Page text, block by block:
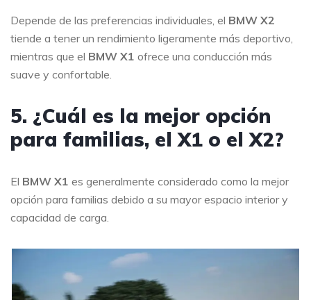
Depende de las preferencias individuales, el BMW X2
tiende a tener un rendimiento ligeramente más deportivo,
mientras que el BMW X1 ofrece una conducción más
suave y confortable.
5. ¿Cuál es la mejor opción
para familias, el X1 o el X2?
El BMW X1 es generalmente considerado como la mejor
opción para familias debido a su mayor espacio interior y
capacidad de carga.